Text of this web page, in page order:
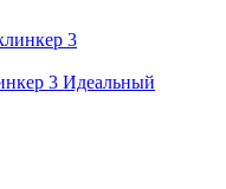
3 Идеальный